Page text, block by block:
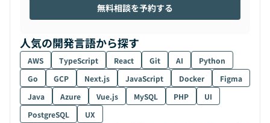
無料相談を予約する
人気の開発言語から探す
AWS TypeScript React Git AI
Python
Go
GCP Next.js JavaScript Docker
Figma
Java
Azure Vue.js MySQL PHP
UI
PostgreSQL
UX